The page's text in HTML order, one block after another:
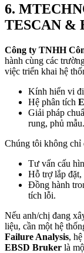
6.
TESCAN &
Công ty TNHH
hành cùng các
việc triển khai hệ
Kính hiển vi
Hệ phân tích
Giải pháp
rung, phủ mẫu.
Chúng tôi không chỉ
Tư vấn cấu
Hỗ trợ lắp đặt,
Đồng hành
tích lỗi.
Nếu anh/chị đang
liệu, cần một hệ
Failure Analysis, hệ
EBSD Bruker là